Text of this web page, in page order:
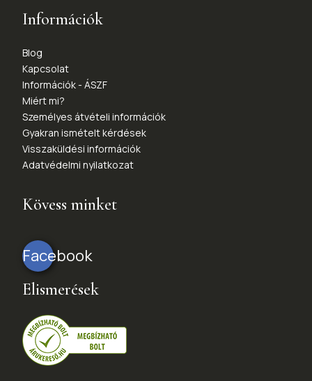
Információk
Blog
Kapcsolat
Információk - ÁSZF
Miért mi?
Személyes átvételi információk
Gyakran ismételt kérdések
Visszaküldési információk
Adatvédelmi nyilatkozat
Kövess minket
Facebook
Elismerések